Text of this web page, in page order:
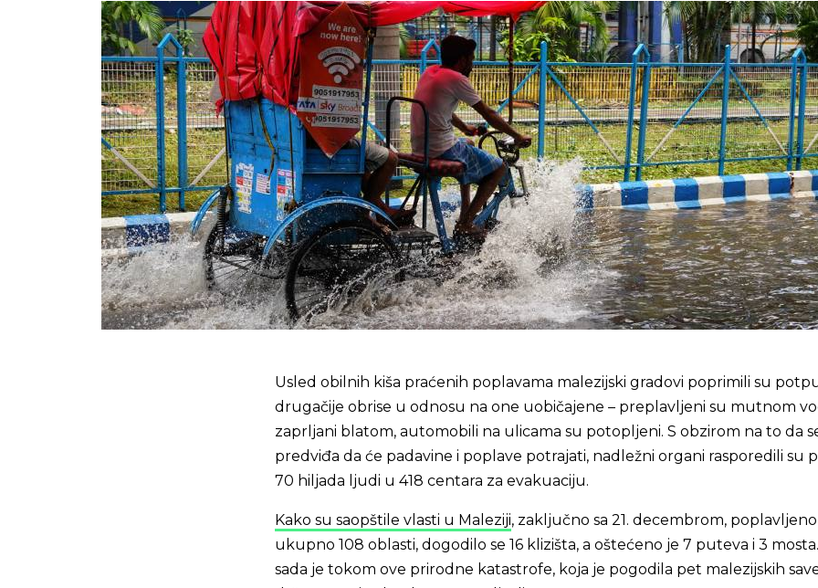
Usled obilnih kiša praćenih poplavama malezijski gradovi poprimili su
drugačije obrise u odnosu na one uobičajene – preplavljeni su mutnom
zaprljani blatom, automobili na ulicama su potopljeni. S obzirom na to da
predviđa da će padavine i poplave potrajati, nadležni organi rasporedili su
70 hiljada ljudi u 418 centara za evakuaciju.
Kako su saopštile vlasti u Maleziji, zaključno sa 21. decembrom,
ukupno 108 oblasti, dogodilo se 16 klizišta, a oštećeno je 7 puteva i 3
sada je tokom ove prirodne katastrofe, koja je pogodila pet malezijskih